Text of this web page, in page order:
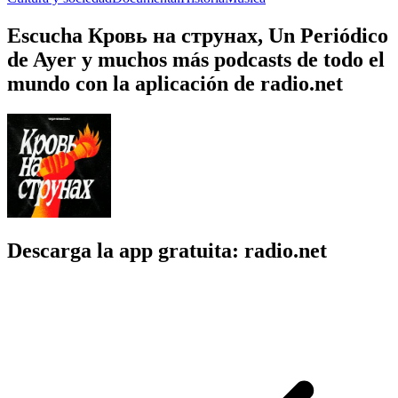
Escucha Кровь на струнах, Un Periódico
de Ayer y muchos más podcasts de todo el
mundo con la aplicación de radio.net
Descarga la app gratuita: radio.net